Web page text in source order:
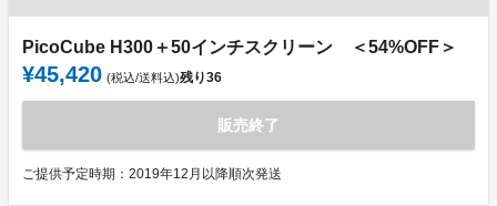
PicoCube H300＋50インチスクリーン ＜54%OFF＞
¥45,420 (税込/送料込)残り36
販売終了
ご提供予定時期：2019年12月以降順次発送